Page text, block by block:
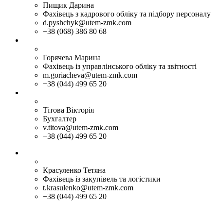
Пищик Дарина
Фахівець з кадрового обліку та підбору персоналу
d.pyshchyk@utem-zmk.com
+38 (068) 386 80 68
Горячева Марина
Фахiвець із управлiнського облiку та звiтностi
m.goriacheva@utem-zmk.com
+38 (044) 499 65 20
Тітова Вікторія
Бухгалтер
v.titova@utem-zmk.com
+38 (044) 499 65 20
Красуленко Тетяна
Фахівець із закупівель та логістики
t.krasulenko@utem-zmk.com
+38 (044) 499 65 20